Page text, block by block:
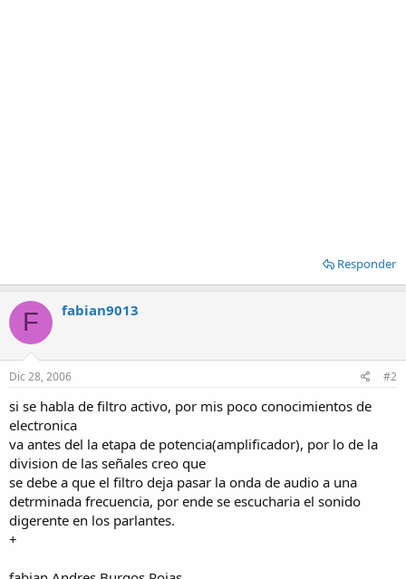
Responder
F fabian9013
Dic 28, 2006 #2
si se habla de filtro activo, por mis poco conocimientos de
electronica
va antes del la etapa de potencia(amplificador), por lo de la
division de las señales creo que
se debe a que el filtro deja pasar la onda de audio a una
detrminada frecuencia, por ende se escucharia el sonido
digerente en los parlantes.
+